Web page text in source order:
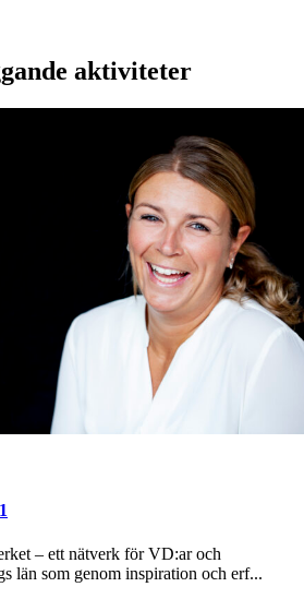
aktiviteter
– ett nätverk för VD:ar och
län som genom inspiration och erf...